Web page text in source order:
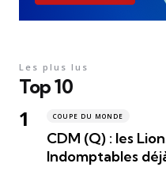
Top 10
Les plus lus
COUPE DU MONDE
CDM (Q) : les
Indomptables